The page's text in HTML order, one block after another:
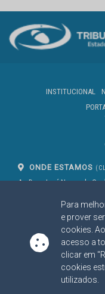
Para
e prover
cookies. Ao
acesso a
clicar em
cookies
utilizados.
INSTITUCIONAL
ONDE ESTAMOS
Av. Des. José Nunes da
Campo Grande/MS
CEP: 79031-310
SIGA NOSSAS
Linked InYoutube
Facebook
X